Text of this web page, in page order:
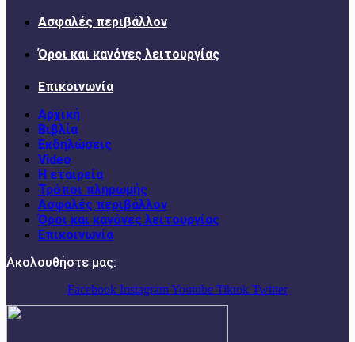
Ασφαλές περιβάλλον
Όροι και κανόνες λειτουργίας
Επικοινωνία
Αρχική
Βιβλία
Εκδηλώσεις
Video
Η εταιρεία
Τρόποι πληρωμής
Ασφαλές περιβάλλον
Όροι και κανόνες λειτουργίας
Επικοινωνία
Ακολουθήστε μας:
Facebook InstagramYoutube Tiktok Twitter